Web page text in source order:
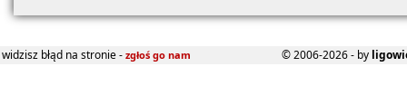
widzisz błąd na stronie - zgłoś go nam © 2006-2026 - by